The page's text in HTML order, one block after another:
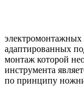
электромонтажных
адаптированных
монтаж которой
инструмента
по принципу